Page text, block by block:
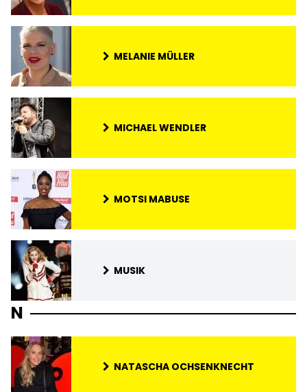
MELANIE MÜLLER
MICHAEL WENDLER
MOTSI MABUSE
MUSIK
N
NATASCHA OCHSENKNECHT